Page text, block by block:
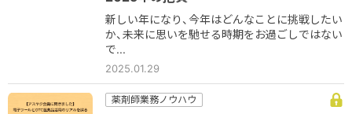
新しい年になり、今年はどんなことに挑戦したい
か、未来に思いを馳せる時期をお過ごしではない
で...
2025.01.29
薬剤師業務ノウハウ